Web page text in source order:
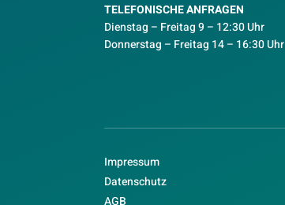
TELEFONISCHE ANFRAGEN
Dienstag – Freitag 9 – 12:30 Uhr
Donnerstag – Freitag 14 – 16:30 Uhr
Impressum
Datenschutz
AGB